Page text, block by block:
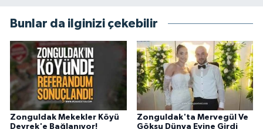
Bunlar da ilginizi çekebilir
Zonguldak Mekekler Köyü
Devrek'e Bağlanıyor!
Zonguldak'ta Mervegül Ve
Göksu Dünya Evine Girdi